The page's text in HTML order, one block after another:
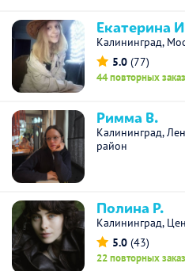
Екатерина
Калининград,
5.0 (77)
44 повторных
Римма В.
Калининград,
район
Полина Р.
Калининград,
5.0 (43)
22 повторных